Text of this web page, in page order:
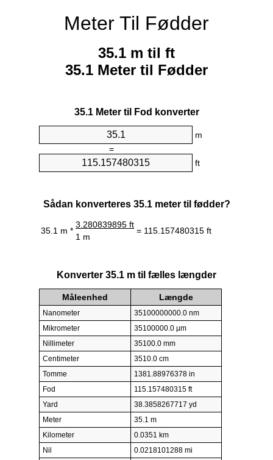
Meter Til Fødder
35.1 m til ft
35.1 Meter til Fødder
35.1 Meter til Fod konverter
m
=
ft
Sådan konverteres 35.1 meter til fødder?
35.1 m *
3.280839895 ft
= 115.157480315 ft
1 m
Konverter 35.1 m til fælles længder
Måleenhed Længde
Nanometer
35100000000.0 nm
Mikrometer
35100000.0 µm
Nillimeter
35100.0 mm
Centimeter
3510.0 cm
Tomme
1381.88976378 in
Fod
115.157480315 ft
Yard
38.3858267717 yd
Meter
35.1 m
Kilometer
0.0351 km
Nil
0.0218101288 mi